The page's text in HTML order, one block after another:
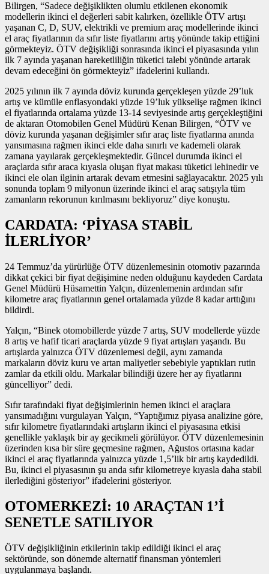
Bilirgen, “Sadece değişiklikten olumlu etkilenen ekonomik
modellerin ikinci el değerleri sabit kalırken, özellikle ÖTV artışı
yaşanan C, D, SUV, elektrikli ve premium araç modellerinde ikinci
el araç fiyatlarının da sıfır liste fiyatlarını artış yönünde takip ettiğini
görmekteyiz. ÖTV değişikliği sonrasında ikinci el piyasasında yılın
ilk 7 ayında yaşanan hareketliliğin tüketici talebi yönünde artarak
devam edeceğini ön görmekteyiz” ifadelerini kullandı.
2025 yılının ilk 7 ayında döviz kurunda gerçekleşen yüzde 29’luk
artış ve kümüle enflasyondaki yüzde 19’luk yükselişe rağmen ikinci
el fiyatlarında ortalama yüzde 13-14 seviyesinde artış gerçekleştiğini
de aktaran Otomobilen Genel Müdürü Kenan Bilirgen, “ÖTV ve
döviz kurunda yaşanan değişimler sıfır araç liste fiyatlarına anında
yansımasına rağmen ikinci elde daha sınırlı ve kademeli olarak
zamana yayılarak gerçekleşmektedir. Güncel durumda ikinci el
araçlarda sıfır araca kıyasla oluşan fiyat makası tüketici lehinedir ve
ikinci ele olan ilginin artarak devam etmesini sağlayacaktır. 2025 yılı
sonunda toplam 9 milyonun üzerinde ikinci el araç satışıyla tüm
zamanların rekorunun kırılmasını bekliyoruz” diye konuştu.
CARDATA: ‘PİYASA STABİL
İLERLİYOR’
24 Temmuz’da yürürlüğe ÖTV düzenlemesinin otomotiv pazarında
dikkat çekici bir fiyat değişimine neden olduğunu kaydeden Cardata
Genel Müdürü Hüsamettin Yalçın, düzenlemenin ardından sıfır
kilometre araç fiyatlarının genel ortalamada yüzde 8 kadar arttığını
bildirdi.
Yalçın, “Binek otomobillerde yüzde 7 artış, SUV modellerde yüzde
8 artış ve hafif ticari araçlarda yüzde 9 fiyat artışları yaşandı. Bu
artışlarda yalnızca ÖTV düzenlemesi değil, aynı zamanda
markaların döviz kuru ve artan maliyetler sebebiyle yaptıkları rutin
zamlar da etkili oldu. Markalar bilindiği üzere her ay fiyatlarını
güncelliyor” dedi.
Sıfır tarafındaki fiyat değişimlerinin hemen ikinci el araçlara
yansımadığını vurgulayan Yalçın, “Yaptığımız piyasa analizine göre,
sıfır kilometre fiyatlarındaki artışların ikinci el piyasasına etkisi
genellikle yaklaşık bir ay gecikmeli görülüyor. ÖTV düzenlemesinin
üzerinden kısa bir süre geçmesine rağmen, Ağustos ortasına kadar
ikinci el araç fiyatlarında yalnızca yüzde 1,5’lik bir artış kaydedildi.
Bu, ikinci el piyasasının şu anda sıfır kilometreye kıyasla daha stabil
ilerlediğini gösteriyor” ifadelerini gösteriyor.
OTOMERKEZİ: 10 ARAÇTAN 1’İ
SENETLE SATILIYOR
ÖTV değişikliğinin etkilerinin takip edildiği ikinci el araç
sektöründe, son dönemde alternatif finansman yöntemleri
uygulanmaya başlandı.